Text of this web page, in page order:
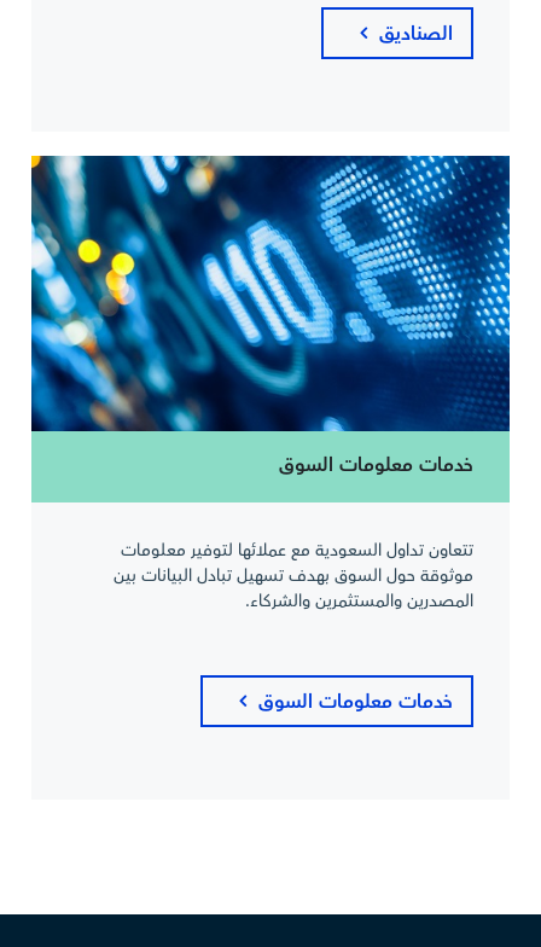
الصناديق
خدمات معلومات السوق
تتعاون تداول السعودية مع عملائها لتوفير معلومات
موثوقة حول السوق بهدف تسهيل تبادل البيانات بين
المصدرين والمستثمرين والشركاء.
خدمات معلومات السوق